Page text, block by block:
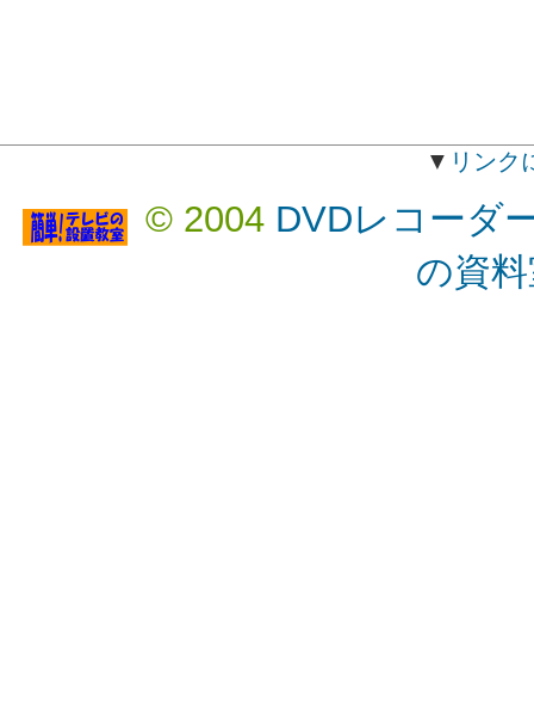
▼ リンク
© 2004 DVDレコーダ
の資